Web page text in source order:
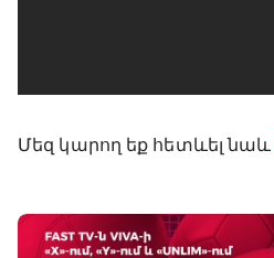
Մեզ կարող եք հետևել նաև